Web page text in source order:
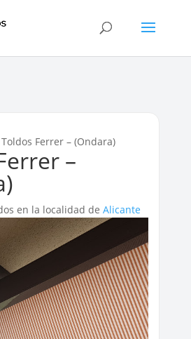
Toldos Ferrer – (Ondara)
–
en la localidad de Alicante